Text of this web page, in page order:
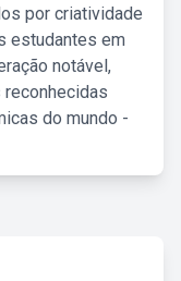
por criatividade
estudantes em
notável,
do mundo -